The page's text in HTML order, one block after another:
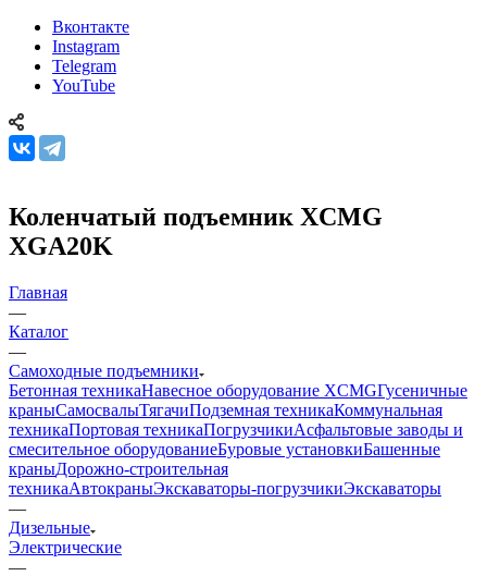
Вконтакте
Instagram
Telegram
YouTube
Коленчатый подъемник XCMG
XGA20K
Главная
—
Каталог
—
Самоходные подъемники
Бетонная техникаНавесное оборудование XCMGГусеничные
краныСамосвалыТягачиПодземная техникаКоммунальная
техникаПортовая техникаПогрузчикиАсфальтовые заводы и
смесительное оборудованиеБуровые установкиБашенные
краныДорожно-строительная
техникаАвтокраныЭкскаваторы-погрузчикиЭкскаваторы
—
Дизельные
Электрические
—